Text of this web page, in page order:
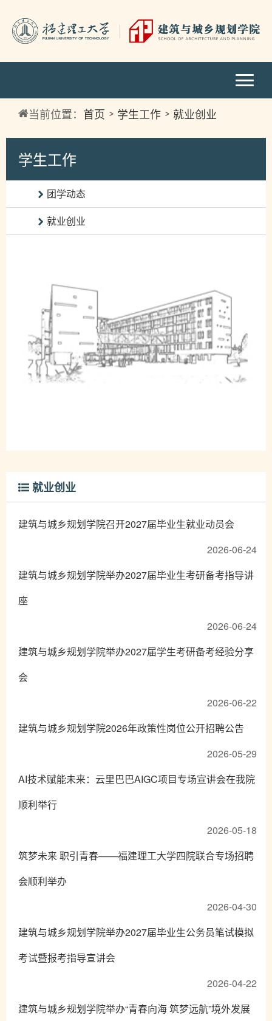
当前位置： 首页 学生工作 就业创业
学生工作
团学动态
就业创业
就业创业
建筑与城乡规划学院召开2027届毕业生就业动员会
2026-06-24
建筑与城乡规划学院举办2027届毕业生考研备考指导讲
座
2026-06-24
建筑与城乡规划学院举办2027届学生考研备考经验分享
会
2026-06-22
建筑与城乡规划学院2026年政策性岗位公开招聘公告
2026-05-29
AI技术赋能未来：云里巴巴AIGC项目专场宣讲会在我院
顺利举行
2026-05-18
筑梦未来 职引青春——福建理工大学四院联合专场招聘
会顺利举办
2026-04-30
建筑与城乡规划学院举办2027届毕业生公务员笔试模拟
考试暨报考指导宣讲会
2026-04-22
建筑与城乡规划学院举办“青春向海 筑梦远航”境外发展